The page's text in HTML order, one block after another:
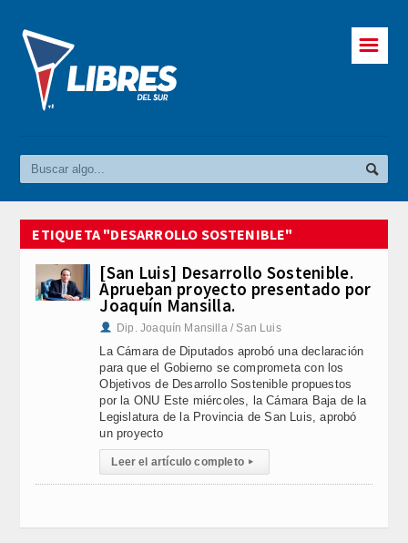
☰
ETIQUETA "DESARROLLO SOSTENIBLE"
[San Luis] Desarrollo Sostenible.
Aprueban proyecto presentado por
Joaquín Mansilla.
Dip. Joaquín Mansilla / San Luis
La Cámara de Diputados aprobó una declaración
para que el Gobierno se comprometa con los
Objetivos de Desarrollo Sostenible propuestos
por la ONU Este miércoles, la Cámara Baja de la
Legislatura de la Provincia de San Luis, aprobó
un proyecto
Leer el artículo completo ▸